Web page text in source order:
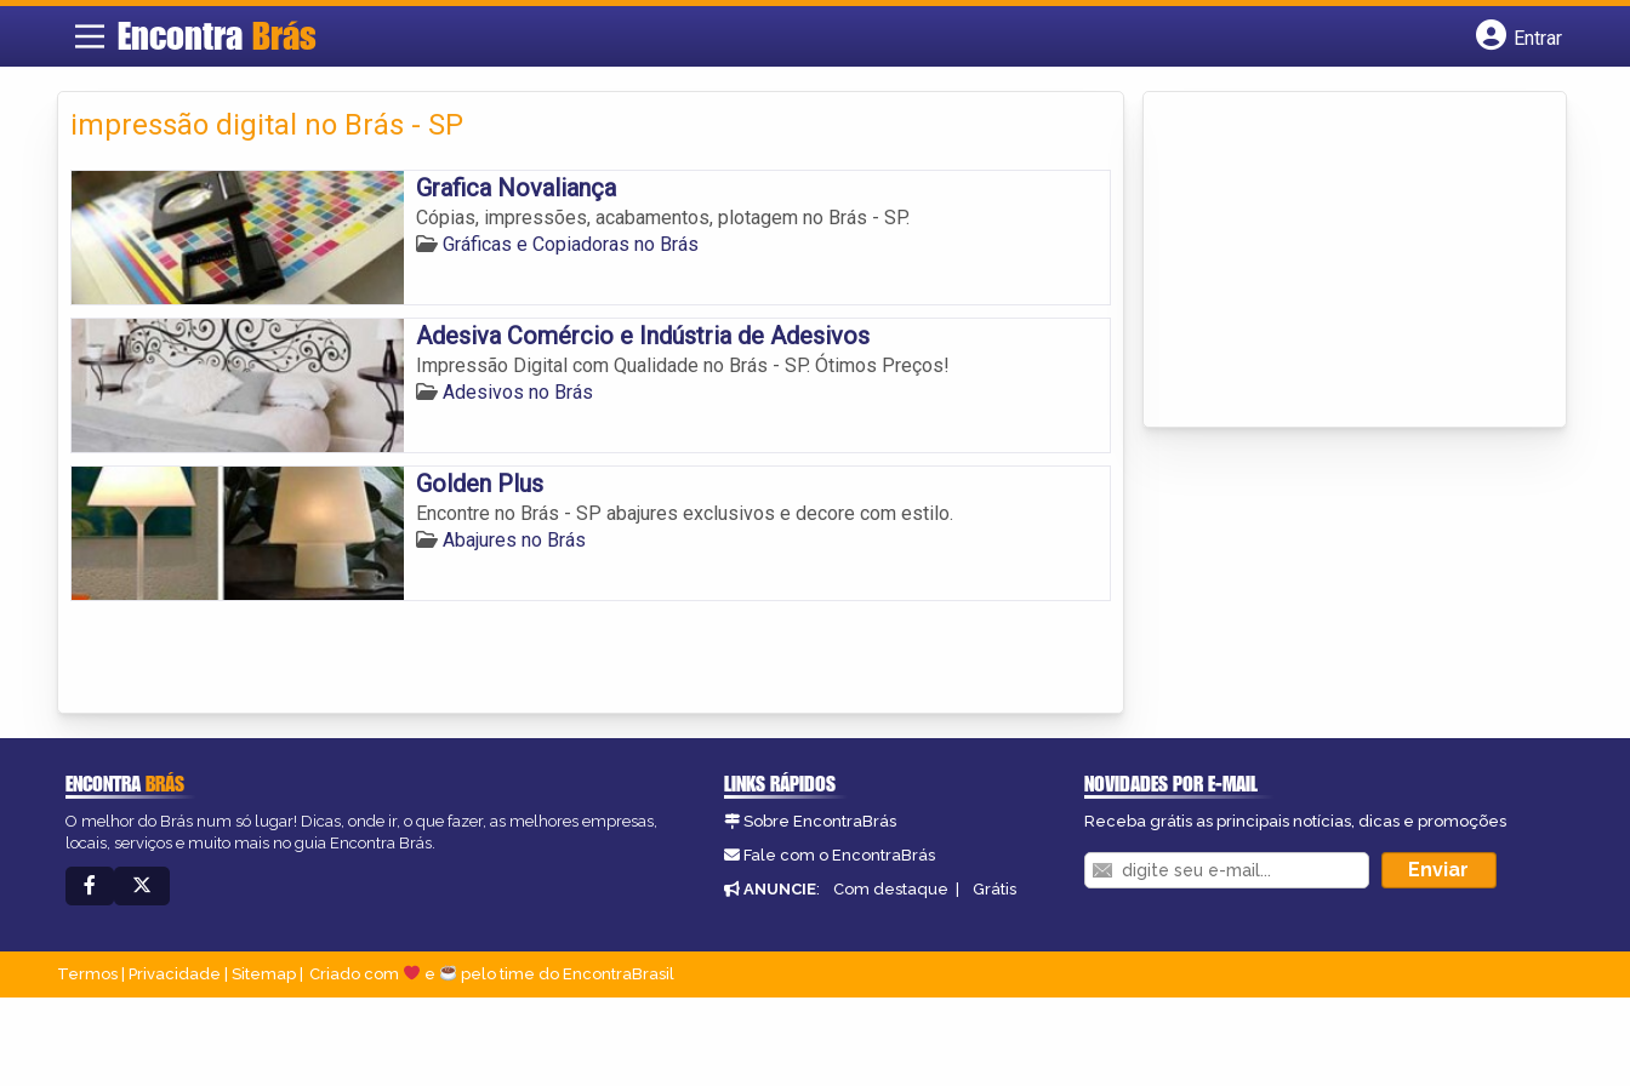
EncontraBrás
Entrar
impressão digital no Brás - SP
Grafica Novaliança
Cópias, impressões, acabamentos, plotagem no Brás - SP.
Gráficas e Copiadoras no Brás
Adesiva Comércio e Indústria de Adesivos
Impressão Digital com Qualidade no Brás - SP. Ótimos Preços!
Adesivos no Brás
Golden Plus
Encontre no Brás - SP abajures exclusivos e decore com estilo.
Abajures no Brás
ENCONTRABRÁS
O melhor do Brás num só lugar! Dicas, onde ir, o que fazer, as melhores empresas,
locais, serviços e muito mais no guia Encontra Brás.
LINKS RÁPIDOS
Sobre EncontraBrás
Fale com o EncontraBrás
ANUNCIE: Com destaque | Grátis
NOVIDADES POR E-MAIL
Receba grátis as principais notícias, dicas e promoções
Termos Privacidade Sitemap Criado com e pelo time do EncontraBrasil